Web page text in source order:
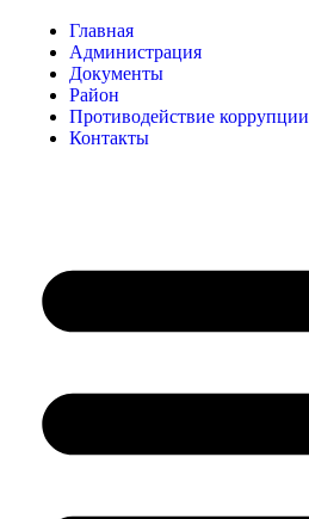
Главная
Администрация
Документы
Район
Противодействие коррупции
Контакты